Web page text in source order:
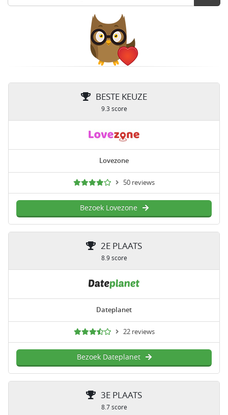
BESTE KEUZE
9.3 score
Lovezone
50 reviews
Bezoek Lovezone
2E PLAATS
8.9 score
Dateplanet
22 reviews
Bezoek Dateplanet
3E PLAATS
8.7 score